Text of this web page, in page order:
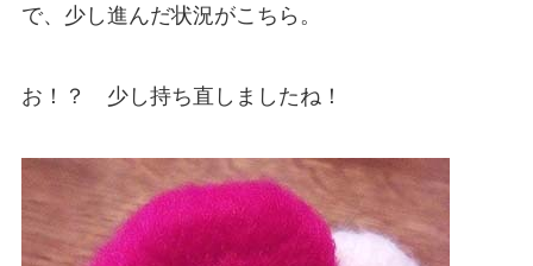
で、少し進んだ状況がこちら。
お！？ 少し持ち直しましたね！